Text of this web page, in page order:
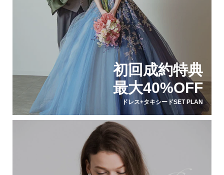
初回成約特典
最大40%OFF
ドレス+タキシードSET PLAN